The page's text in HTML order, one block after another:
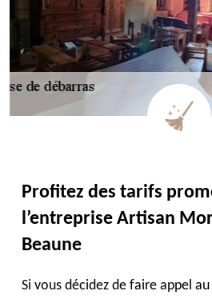
Profitez des tarifs
l’entreprise Artisan
Beaune
Si vous décidez de faire appel